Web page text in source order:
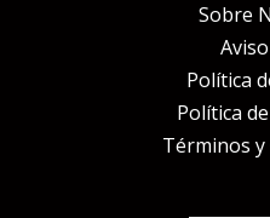
Sobre
Política
Política
Términos y